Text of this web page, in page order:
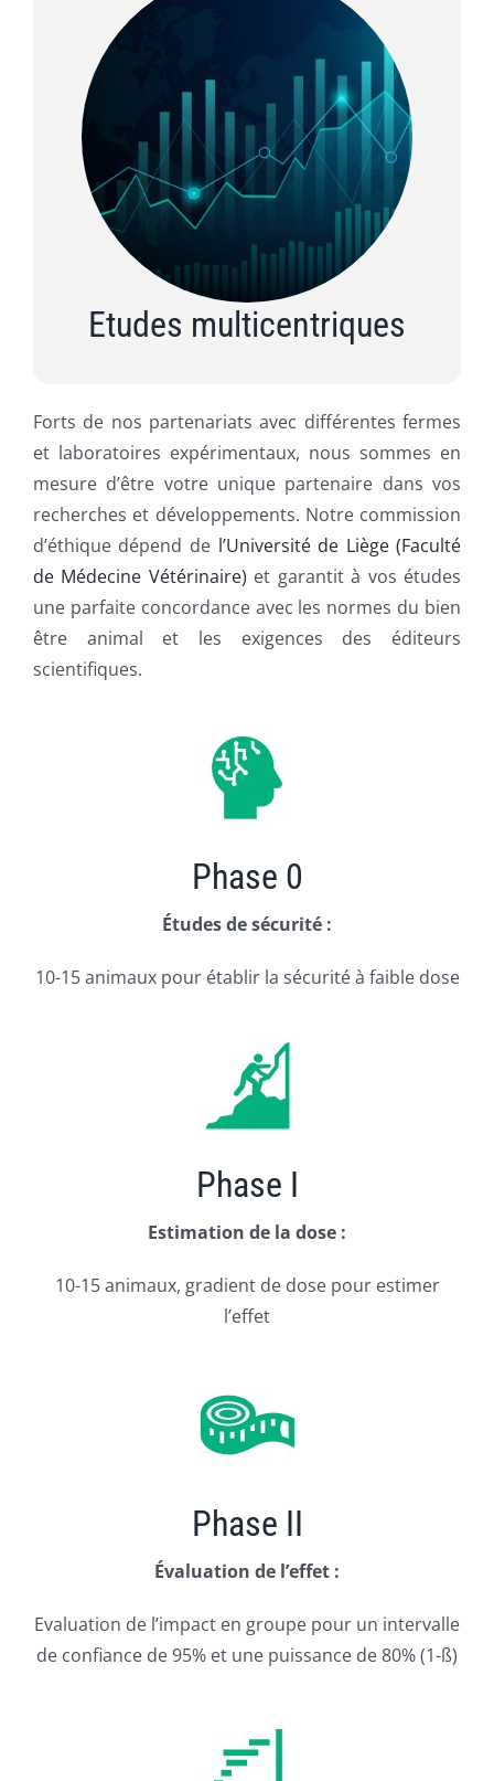
Etudes multicentriques
Forts de nos partenariats avec différentes fermes
et laboratoires expérimentaux, nous sommes en
mesure d’être votre unique partenaire dans vos
recherches et développements. Notre commission
d’éthique dépend de l’Université de Liège (Faculté
de Médecine Vétérinaire) et garantit à vos études
une parfaite concordance avec les normes du bien
être animal et les exigences des éditeurs
scientifiques.
Phase 0
Études de sécurité :
10-15 animaux pour établir la sécurité à faible dose
Phase I
Estimation de la dose :
10-15 animaux, gradient de dose pour estimer
l’effet
Phase II
Évaluation de l’effet :
Evaluation de l’impact en groupe pour un intervalle
de confiance de 95% et une puissance de 80% (1-ß)